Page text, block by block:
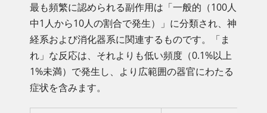
最も頻繁に認められる副作用は「一般的（100人
中1人から10人の割合で発生）」に分類され、神
経系および消化器系に関連するものです。「ま
れ」な反応は、それよりも低い頻度（0.1%以上
1%未満）で発生し、より広範囲の器官にわたる
症状を含みます。